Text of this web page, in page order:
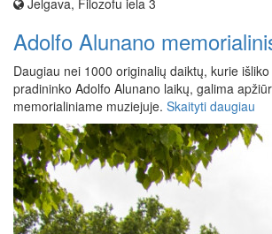
Jelgava, Filozofu iela 3
Adolfo Alunano
Daugiau nei 1000 originalių daiktų, kurie
pradininko Adolfo Alunano laikų, galima
memorialiniame muziejuje. Skaityti daugiau